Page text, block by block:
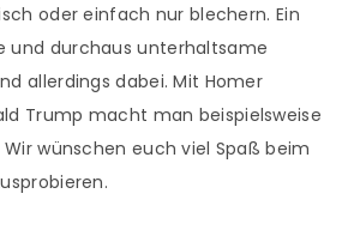
oder einfach nur blechern. Ein
und durchaus unterhaltsame
allerdings dabei. Mit Homer
Trump macht man beispielsweise
wünschen euch viel Spaß beim